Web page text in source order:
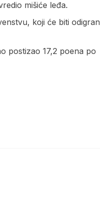
mišiće leđa.
koji će biti odigran
postizao 17,2 poena po